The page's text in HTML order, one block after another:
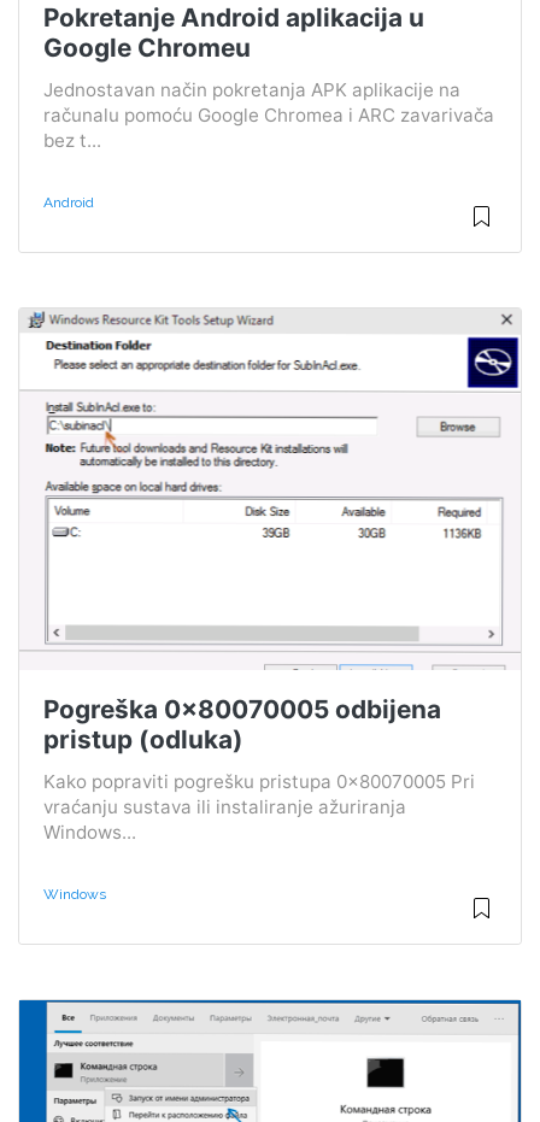
Pokretanje Android aplikacija u
Google Chromeu
Jednostavan način pokretanja APK aplikacije na
računalu pomoću Google Chromea i ARC zavarivača
bez t...
Android
Pogreška 0x80070005 odbijena
pristup (odluka)
Kako popraviti pogrešku pristupa 0x80070005 Pri
vraćanju sustava ili instaliranje ažuriranja
Windows...
Windows